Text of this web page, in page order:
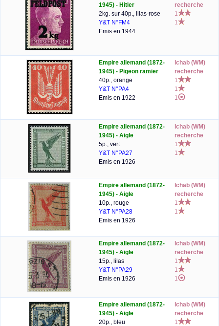
1945) - Hitler
2kg. sur 40p., lilas-rose
Y&T N°FM4
Emis en 1944
recherche
1
1
Empire allemand (1872-
1945) - Pigeon ramier
40p., orange
Y&T N°PA4
Emis en 1922
lchab (WM)
recherche
1
1
1
Empire allemand (1872-
1945) - Aigle
5p., vert
Y&T N°PA27
Emis en 1926
lchab (WM)
recherche
1
1
Empire allemand (1872-
1945) - Aigle
10p., rouge
Y&T N°PA28
Emis en 1926
lchab (WM)
recherche
1
1
Empire allemand (1872-
1945) - Aigle
15p., lilas
Y&T N°PA29
Emis en 1926
lchab (WM)
recherche
1
1
1
Empire allemand (1872-
1945) - Aigle
20p., bleu
lchab (WM)
recherche
1